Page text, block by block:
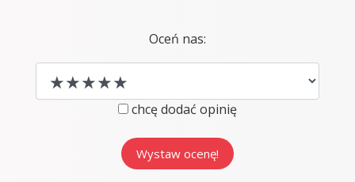
Oceń nas:
chcę dodać opinię